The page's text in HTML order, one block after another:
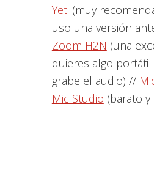
Yeti (muy
uso una versión
Zoom H2N (una
quieres algo
grabe el audio) //
Mic Studio (barato